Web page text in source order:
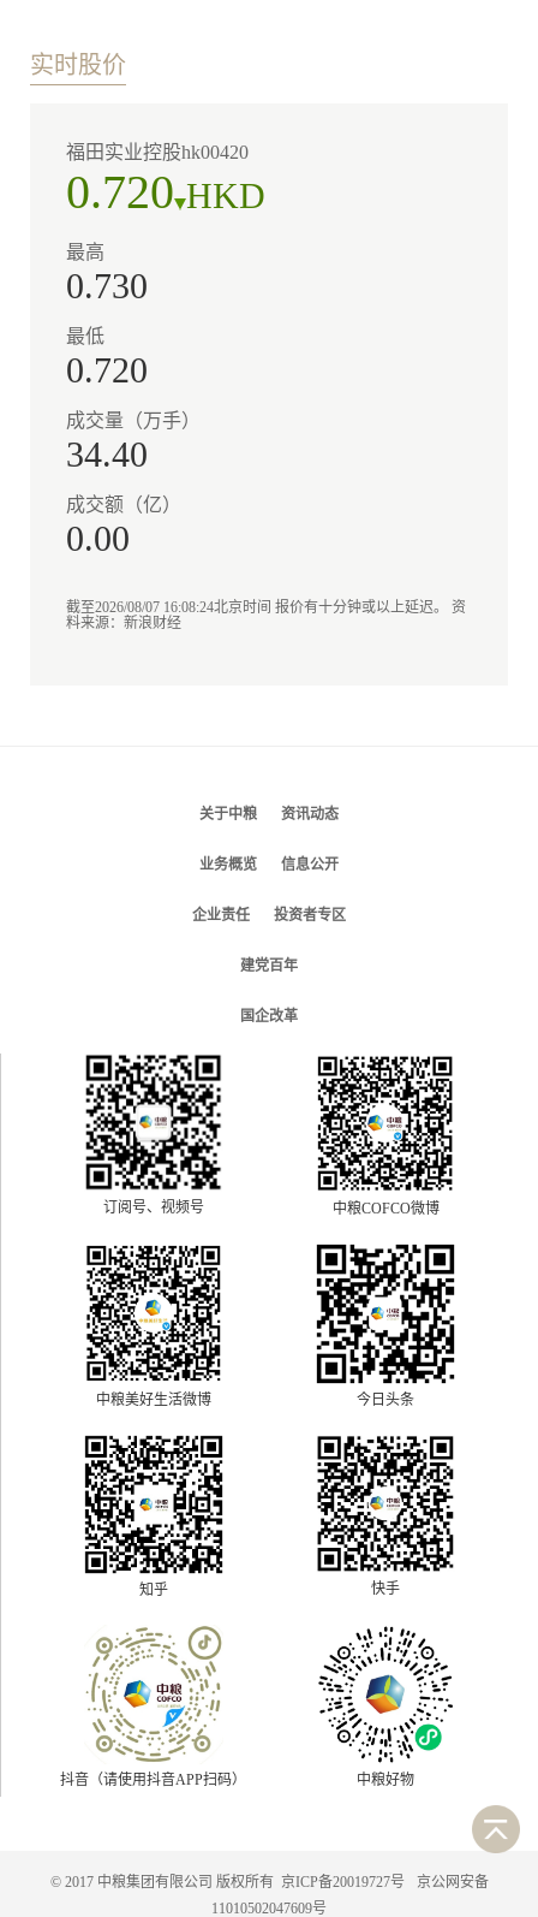
实时股价
福田实业控股hk00420
0.720 HKD
最高
0.730
最低
0.720
成交量（万手）
34.40
成交额（亿）
0.00
截至2026/08/07 16:08:24北京时间 报价有十分钟或以上延迟。 资
料来源：新浪财经
关于中粮 资讯动态
业务概览 信息公开
企业责任 投资者专区
建党百年
国企改革
订阅号、视频号 中粮COFCO微博
中粮美好生活微博 今日头条
知乎 快手
抖音（请使用抖音APP扫码） 中粮好物
© 2017 中粮集团有限公司 版权所有 京ICP备20019727号
京公网安备
11010502047609号